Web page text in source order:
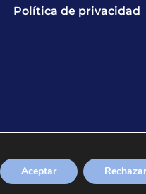
Política de privacidad
Aceptar Rechazar